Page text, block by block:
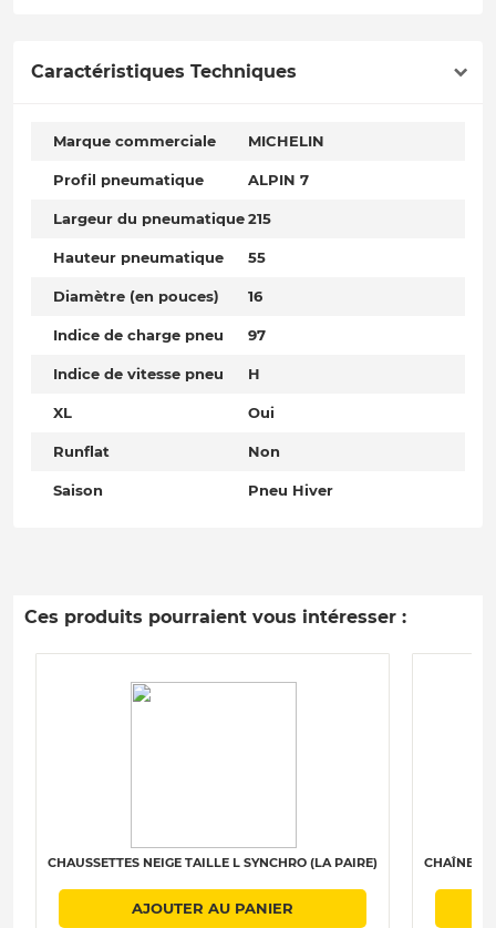
Caractéristiques Techniques
Marque commerciale MICHELIN
Profil pneumatique ALPIN 7
Largeur du pneumatique215
Hauteur pneumatique 55
Diamètre (en pouces) 16
Indice de charge pneu 97
Indice de vitesse pneu H
XL Oui
Runflat Non
Saison Pneu Hiver
Ces produits pourraient vous intéresser :
CHAUSSETTES NEIGE TAILLE L SYNCHRO (LA PAIRE)
AJOUTER AU PANIER
CHAÎNES